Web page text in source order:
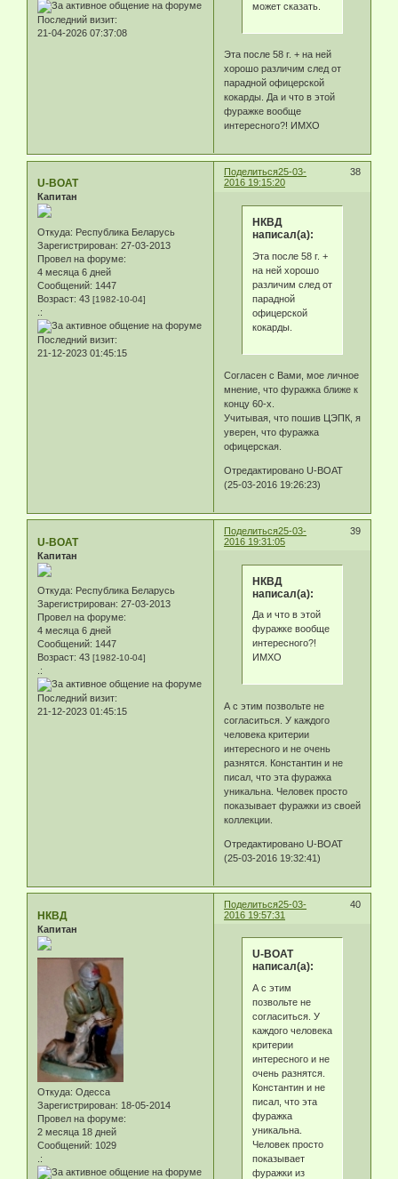
Последний визит:
21-04-2026 07:37:08
может сказать.
Эта после 58 г. + на ней
хорошо различим след от
парадной офицерской
кокарды. Да и что в этой
фуражке вообще
интересного?! ИМХО
Поделиться 38
25-03-
2016 19:15:20
U-BOAT
Капитан
Откуда: Республика Беларусь
Зарегистрирован: 27-03-2013
Провел на форуме:
4 месяца 6 дней
Сообщений: 1447
Возраст: 43 [1982-10-04]
.:
Последний визит:
21-12-2023 01:45:15
НКВД
написал(а):
Эта после 58 г. +
на ней хорошо
различим след от
парадной
офицерской
кокарды.
Согласен с Вами, мое личное
мнение, что фуражка ближе к
концу 60-х.
Учитывая, что пошив ЦЭПК, я
уверен, что фуражка
офицерская.
Отредактировано U-BOAT
(25-03-2016 19:26:23)
Поделиться 39
25-03-
2016 19:31:05
U-BOAT
Капитан
Откуда: Республика Беларусь
Зарегистрирован: 27-03-2013
Провел на форуме:
4 месяца 6 дней
Сообщений: 1447
Возраст: 43 [1982-10-04]
.:
Последний визит:
21-12-2023 01:45:15
НКВД
написал(а):
Да и что в этой
фуражке вообще
интересного?!
ИМХО
А с этим позвольте не
согласиться. У каждого
человека критерии
интересного и не очень
разнятся. Константин и не
писал, что эта фуражка
уникальна. Человек просто
показывает фуражки из своей
коллекции.
Отредактировано U-BOAT
(25-03-2016 19:32:41)
Поделиться 40
25-03-
2016 19:57:31
НКВД
Капитан
Откуда: Одесса
Зарегистрирован: 18-05-2014
Провел на форуме:
2 месяца 18 дней
Сообщений: 1029
.:
U-BOAT
написал(а):
А с этим
позвольте не
согласиться. У
каждого человека
критерии
интересного и не
очень разнятся.
Константин и не
писал, что эта
фуражка
уникальна.
Человек просто
показывает
фуражки из